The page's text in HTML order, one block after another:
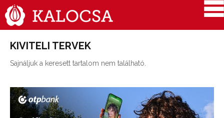
KIVITELI TERVEK
Sajnáljuk a keresett tartalom nem található.